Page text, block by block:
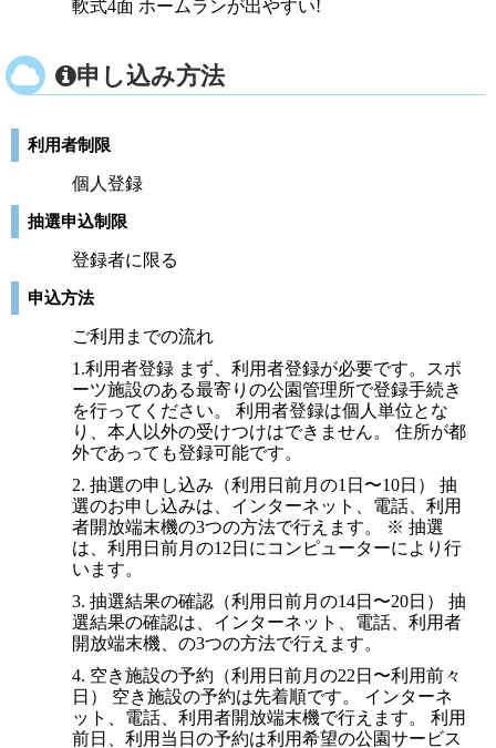
軟式4面 ホームランが出やすい!
申し込み方法
利用者制限
個人登録
抽選申込制限
登録者に限る
申込方法
ご利用までの流れ
1.利用者登録 まず、利用者登録が必要です。スポ
ーツ施設のある最寄りの公園管理所で登録手続き
を行ってください。 利用者登録は個人単位とな
り、本人以外の受けつけはできません。 住所が都
外であっても登録可能です。
2. 抽選の申し込み（利用日前月の1日〜10日） 抽
選のお申し込みは、インターネット、電話、利用
者開放端末機の3つの方法で行えます。 ※ 抽選
は、利用日前月の12日にコンピューターにより行
います。
3. 抽選結果の確認（利用日前月の14日〜20日） 抽
選結果の確認は、インターネット、電話、利用者
開放端末機、の3つの方法で行えます。
4. 空き施設の予約（利用日前月の22日〜利用前々
日） 空き施設の予約は先着順です。 インターネ
ット、電話、利用者開放端末機で行えます。 利用
前日、利用当日の予約は利用希望の公園サービス